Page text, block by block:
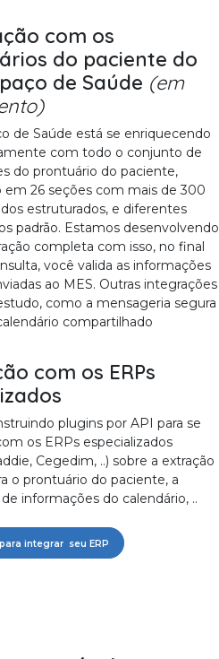
com os
do paciente do
de Saúde (em
de Saúde está se enriquecendo
com todo o conjunto de
do prontuário do paciente,
em 26 seções com mais de 300
estruturados, e diferentes
padrão. Estamos desenvolvendo
completa com isso, no final
você valida as informações
ao MES. Outras integrações
como a mensageria segura
compartilhado
com os ERPs
plugins por API para se
os ERPs especializados
Cegedim, ..) sobre a extração
o prontuário do paciente, a
informações do calendário, ..
integrar seu ERP